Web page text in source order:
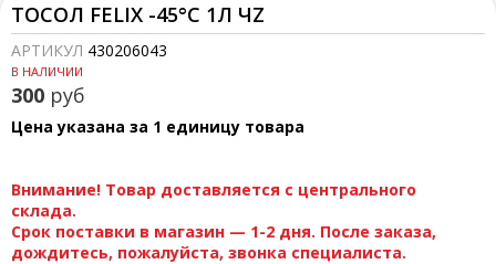
ТОСОЛ FELIX -45°С 1Л ЧZ
АРТИКУЛ 430206043
В НАЛИЧИИ
300 руб
Цена указана за 1 единицу товара
Внимание! Товар доставляется с центрального
склада.
Срок поставки в магазин — 1-2 дня. После заказа,
дождитесь, пожалуйста, звонка специалиста.